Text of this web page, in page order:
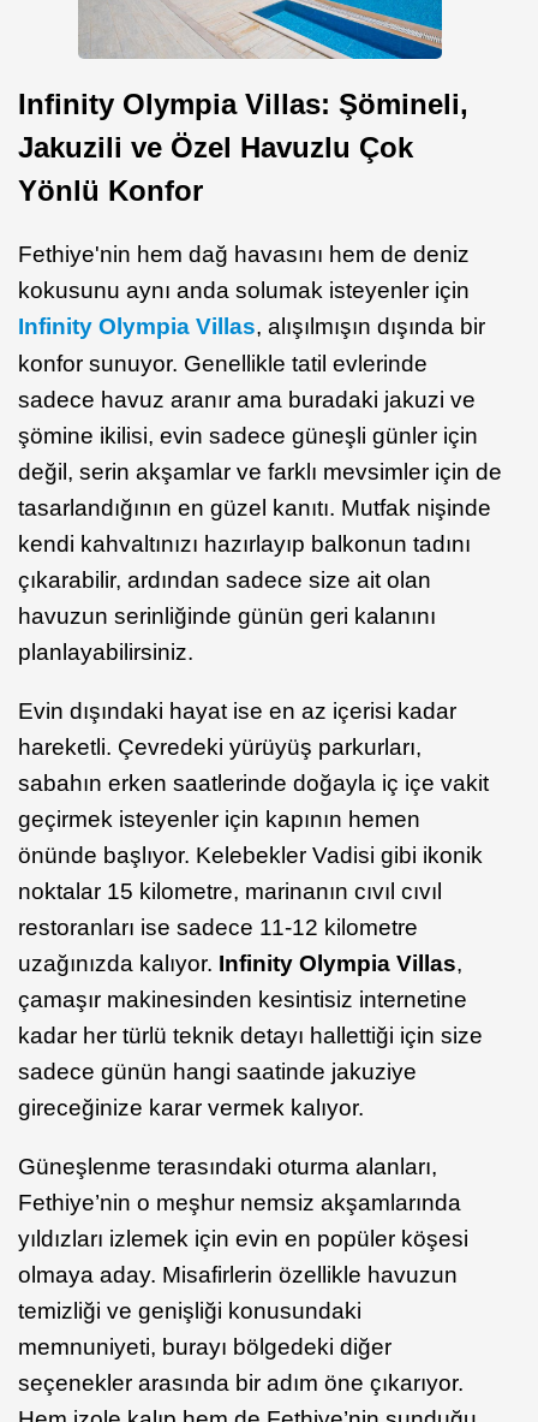
Infinity Olympia Villas: Şömineli,
Jakuzili ve Özel Havuzlu Çok
Yönlü Konfor
Fethiye'nin hem dağ havasını hem de deniz
kokusunu aynı anda solumak isteyenler için
Infinity Olympia Villas, alışılmışın dışında bir
konfor sunuyor. Genellikle tatil evlerinde
sadece havuz aranır ama buradaki jakuzi ve
şömine ikilisi, evin sadece güneşli günler için
değil, serin akşamlar ve farklı mevsimler için de
tasarlandığının en güzel kanıtı. Mutfak nişinde
kendi kahvaltınızı hazırlayıp balkonun tadını
çıkarabilir, ardından sadece size ait olan
havuzun serinliğinde günün geri kalanını
planlayabilirsiniz.
Evin dışındaki hayat ise en az içerisi kadar
hareketli. Çevredeki yürüyüş parkurları,
sabahın erken saatlerinde doğayla iç içe vakit
geçirmek isteyenler için kapının hemen
önünde başlıyor. Kelebekler Vadisi gibi ikonik
noktalar 15 kilometre, marinanın cıvıl cıvıl
restoranları ise sadece 11-12 kilometre
uzağınızda kalıyor. Infinity Olympia Villas,
çamaşır makinesinden kesintisiz internetine
kadar her türlü teknik detayı hallettiği için size
sadece günün hangi saatinde jakuziye
gireceğinize karar vermek kalıyor.
Güneşlenme terasındaki oturma alanları,
Fethiye’nin o meşhur nemsiz akşamlarında
yıldızları izlemek için evin en popüler köşesi
olmaya aday. Misafirlerin özellikle havuzun
temizliği ve genişliği konusundaki
memnuniyeti, burayı bölgedeki diğer
seçenekler arasında bir adım öne çıkarıyor.